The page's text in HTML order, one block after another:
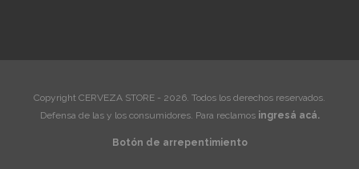
Copyright CERVEZA STORE - 2026. Todos los derechos reservados.
Defensa de las y los consumidores. Para reclamos ingresá acá.
Botón de arrepentimiento